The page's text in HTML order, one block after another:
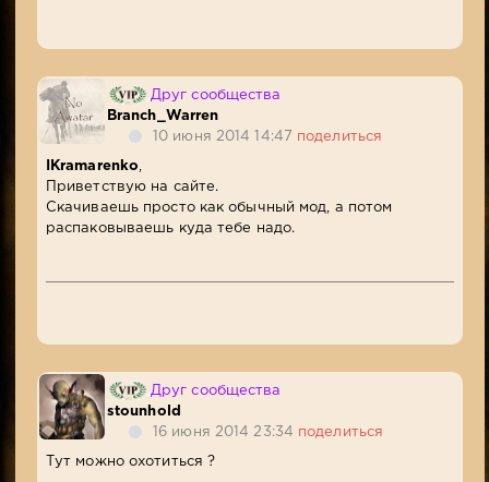
Друг сообщества
Branch_Warren
10 июня 2014 14:47
поделиться
IKramarenko
Приветствую на сайте.
Скачиваешь просто как обычный мод, а потом
распаковываешь куда тебе надо.
Друг сообщества
stounhold
16 июня 2014 23:34 поделиться
Тут можно охотиться ?